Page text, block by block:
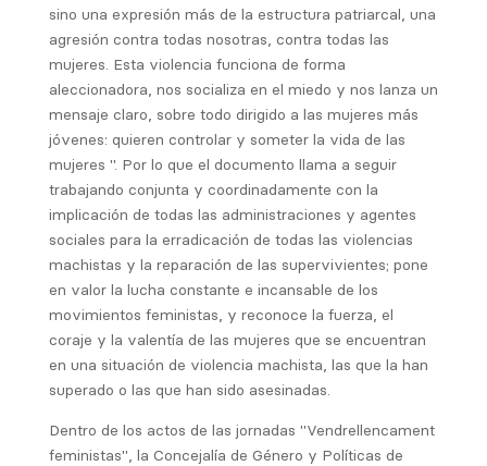
sino una expresión más de la estructura patriarcal, una
agresión contra todas nosotras, contra todas las
mujeres. Esta violencia funciona de forma
aleccionadora, nos socializa en el miedo y nos lanza un
mensaje claro, sobre todo dirigido a las mujeres más
jóvenes: quieren controlar y someter la vida de las
mujeres ". Por lo que el documento llama a seguir
trabajando conjunta y coordinadamente con la
implicación de todas las administraciones y agentes
sociales para la erradicación de todas las violencias
machistas y la reparación de las supervivientes; pone
en valor la lucha constante e incansable de los
movimientos feministas, y reconoce la fuerza, el
coraje y la valentía de las mujeres que se encuentran
en una situación de violencia machista, las que la han
superado o las que han sido asesinadas.
Dentro de los actos de las jornadas "Vendrellencament
feministas", la Concejalía de Género y Políticas de